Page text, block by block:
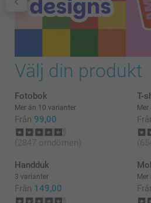
Välj din produkt
Fotobok
Mer än 10 varianter
Från 99,00
(2847 omdömen)
T-
Handduk
3 varianter
Från 149,00